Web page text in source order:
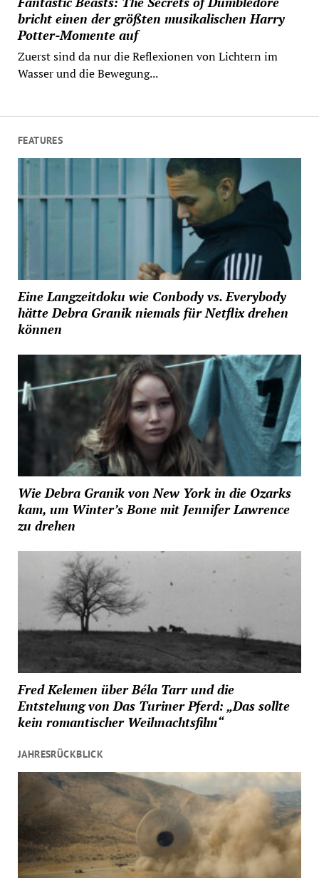
bricht einen der größten musikalischen Harry
Potter-Momente auf
Zuerst sind da nur die Reflexionen von Lichtern im
Wasser und die Bewegung...
FEATURES
Eine Langzeitdoku wie Conbody vs. Everybody
hätte Debra Granik niemals für Netflix drehen
können
Wie Debra Granik von New York in die Ozarks
kam, um Winter’s Bone mit Jennifer Lawrence
zu drehen
Fred Kelemen über Béla Tarr und die
Entstehung von Das Turiner Pferd: „Das sollte
kein romantischer Weihnachtsfilm“
JAHRESRÜCKBLICK